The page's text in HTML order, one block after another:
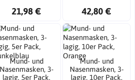
21,98 € 42,80 €
Mund- und
Nasenmasken, 3-
lagig, 5er Pack,
Mund- und
Nasenmasken, 3-
lagig, 10er Pack,